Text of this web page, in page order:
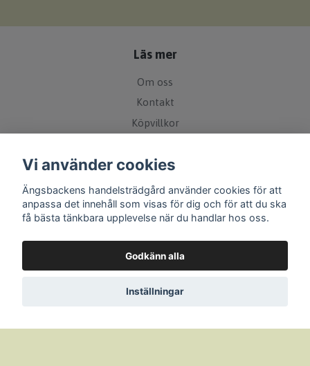
Läs mer
Om oss
Kontakt
Köpvillkor
Bytes- och returpolicy
Övrigt
Vi använder cookies
Ängsbackens handelsträdgård använder cookies för att
anpassa det innehåll som visas för dig och för att du ska
få bästa tänkbara upplevelse när du handlar hos oss.
Godkänn alla
Inställningar